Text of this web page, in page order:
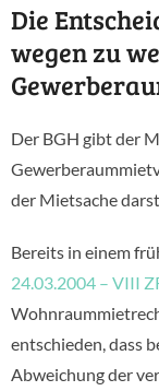
Die
wegen zu
Der BGH gibt der
der Mietsache
Bereits in einem
24.03.2004 – VIII
entschieden, dass
Abweichung der